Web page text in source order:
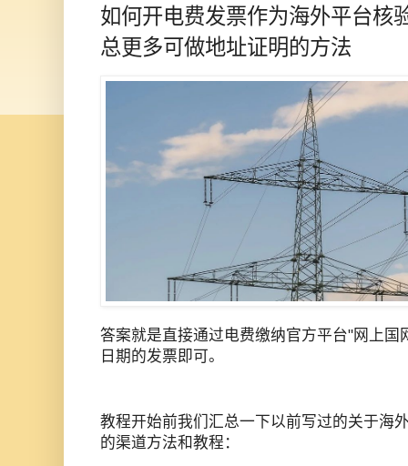
如何开电费发票作为海外平台核
总更多可做地址证明的方法
答案就是直接通过电费缴纳官方平台"网上国
日期的发票即可。
教程开始前我们汇总一下以前写过的关于海
的渠道方法和教程：